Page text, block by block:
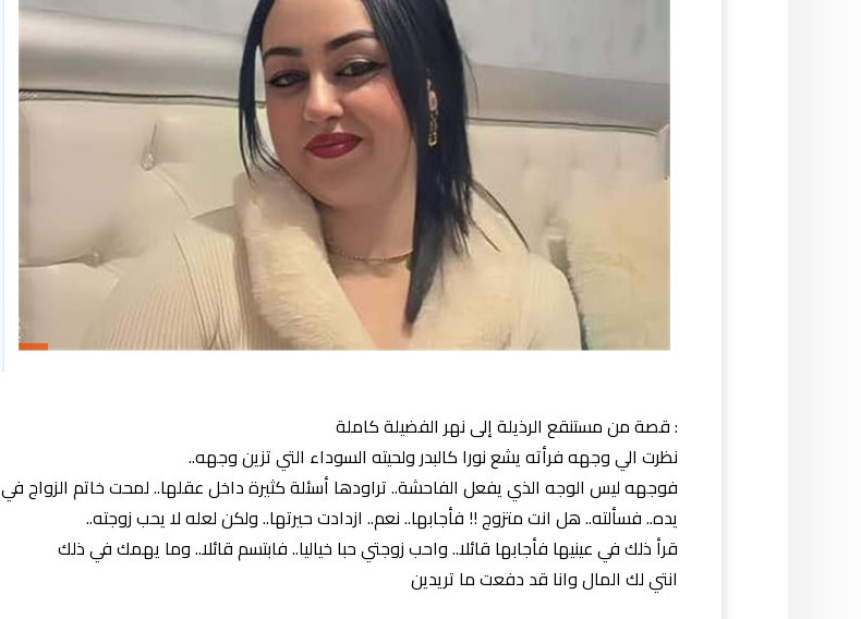
: قصة من مستنقع الرذيلة إلى نهر الفضيلة كاملة
نظرت الي وجهه فرأته يشع نورا كالبدر ولحيته السوداء التي تزين وجهه..
فوجهه ليس الوجه الذي يفعل الفاحشة.. تراودها أسئلة كثيرة داخل عقلها.. لمحت خاتم الزواج في
يده.. فسألته.. هل انت متزوج !! فأجابها.. نعم.. ازدادت حيرتها.. ولكن لعله لا يحب زوجته..
قرأ ذلك في عينيها فأجابها قائلا.. واحب زوجتي حبا خياليا.. فابتسم قائلا.. وما يهمك في ذلك
انتي لك المال وانا قد دفعت ما تريدين